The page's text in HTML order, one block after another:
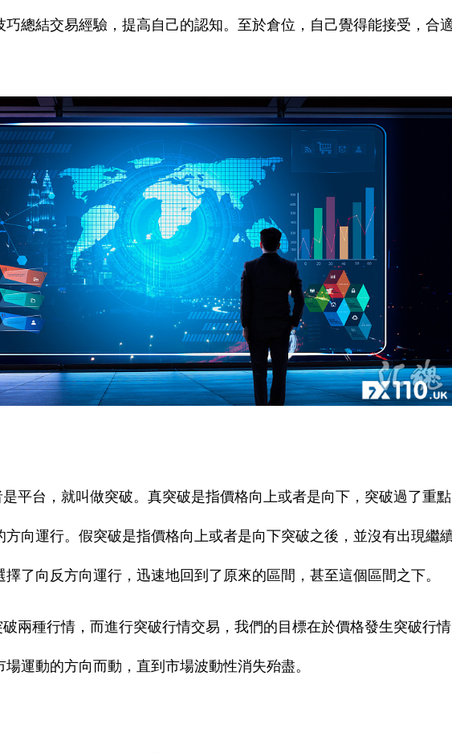
總結交易經驗，提高自己的認知。至於倉位，自己覺得能接受，合
平台，就叫做突破。真突破是指價格向上或者是向下，突破過了重
向運行。假突破是指價格向上或者是向下突破之後，並沒有出現繼
了向反方向運行，迅速地回到了原來的區間，甚至這個區間之下。
兩種行情，而進行突破行情交易，我們的目標在於價格發生突破行
運動的方向而動，直到市場波動性消失殆盡。